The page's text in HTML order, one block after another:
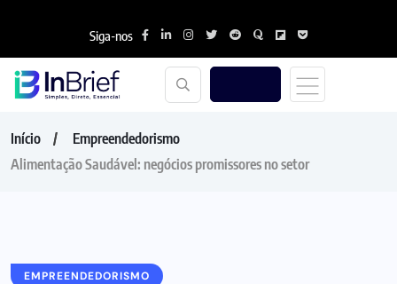
Siga-nos
Início
Empreendedorismo
Alimentação Saudável: negócios promissores no setor
EMPREENDEDORISMO